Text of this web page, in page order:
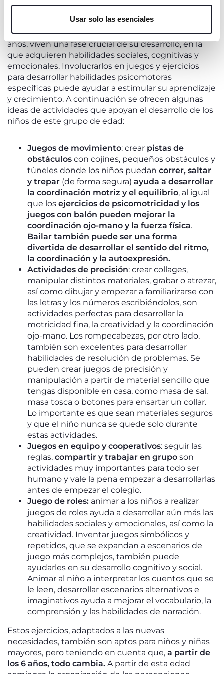
servicio solicitado.Usar solo las esenciales
DE PSICOMOTRICIDAD PARA NIÑOS
DE PREESCOLAR (3-5 AÑOS)
Los niños en edad preescolar, de entre tres y cinco
años, viven una fase crucial de su desarrollo, en la
que adquieren habilidades sociales, cognitivas y
emocionales. Involucrarlos en juegos y ejercicios
para desarrollar habilidades psicomotoras
específicas puede ayudar a estimular su aprendizaje
y crecimiento. A continuación se ofrecen algunas
ideas de actividades que apoyan el desarrollo de los
niños de este grupo de edad:
Juegos de movimiento: crear pistas de
obstáculos con cojines, pequeños obstáculos y
túneles donde los niños puedan correr, saltar
y trepar (de forma segura) ayuda a desarrollar
la coordinación motriz y el equilibrio, al igual
que los ejercicios de psicomotricidad y los
juegos con balón pueden mejorar la
coordinación ojo-mano y la fuerza física.
Bailar también puede ser una forma
divertida de desarrollar el sentido del ritmo,
la coordinación y la autoexpresión.
Actividades de precisión: crear collages,
manipular distintos materiales, grabar o atrezar,
así como dibujar y empezar a familiarizarse con
las letras y los números escribiéndolos, son
actividades perfectas para desarrollar la
motricidad fina, la creatividad y la coordinación
ojo-mano. Los rompecabezas, por otro lado,
también son excelentes para desarrollar
habilidades de resolución de problemas. Se
pueden crear juegos de precisión y
manipulación a partir de material sencillo que
tengas disponible en casa, como masa de sal,
masa tosca o botones para ensartar un collar.
Lo importante es que sean materiales seguros
y que el niño nunca se quede solo durante
estas actividades.
Juegos en equipo y cooperativos: seguir las
reglas, compartir y trabajar en grupo son
actividades muy importantes para todo ser
humano y vale la pena empezar a desarrollarlas
antes de empezar el colegio.
Juego de roles: animar a los niños a realizar
juegos de roles ayuda a desarrollar aún más las
habilidades sociales y emocionales, así como la
creatividad. Inventar juegos simbólicos y
repetidos, que se expandan a escenarios de
juego más complejos, también puede
ayudarles en su desarrollo cognitivo y social.
Animar al niño a interpretar los cuentos que se
le leen, desarrollar escenarios alternativos e
imaginativos ayuda a mejorar el vocabulario, la
comprensión y las habilidades de narración.
Estos ejercicios, adaptados a las nuevas
necesidades, también son aptos para niños y niñas
mayores, pero teniendo en cuenta que, a partir de
los 6 años, todo cambia. A partir de esta edad